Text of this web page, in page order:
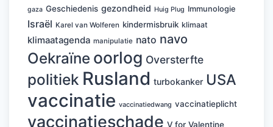
gaza Geschiedenis gezondheid Huig Plug Immunologie
Israël Karel van Wolferen kindermisbruik klimaat
klimaatagenda manipulatie nato navo
Oekraïne oorlog Oversterfte
politiek Rusland turbokanker USA
vaccinatie vaccinatiedwang vaccinatieplicht
vaccinatieschade V for Valentine